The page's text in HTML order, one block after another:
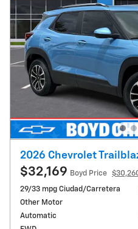
2026 Chevrolet
$32,169 Boyd Price
29/33 mpg Ciudad/Carretera
Other Motor
Automatic